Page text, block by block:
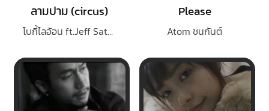
ลามปาม (circus)
โบกี้ไลอ้อน ft.Jeff Satur
Please
Atom ชนกันต์